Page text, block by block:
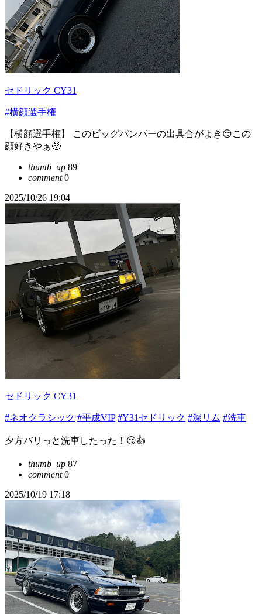
セドリック CY31
#横顔選手権
【横顔選手権】 このビッグパンパーの出具合がよき😏この
顔好きやぁ🥺
thumb_up 89
comment0
2025/10/26 19:04
セドリック CY31
#ネオクラシック #平成VIP #Y31セドリック #深リム #洗車
夕方バリっと洗車したった！😏👍
thumb_up 87
comment0
2025/10/19 17:18